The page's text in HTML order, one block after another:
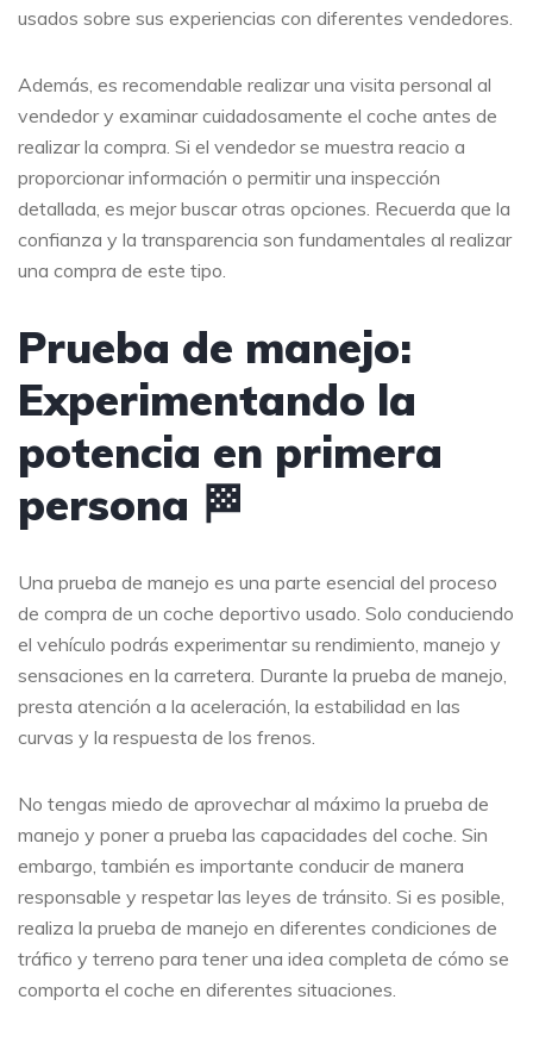
usados sobre sus experiencias con diferentes vendedores.
Además, es recomendable realizar una visita personal al
vendedor y examinar cuidadosamente el coche antes de
realizar la compra. Si el vendedor se muestra reacio a
proporcionar información o permitir una inspección
detallada, es mejor buscar otras opciones. Recuerda que la
confianza y la transparencia son fundamentales al realizar
una compra de este tipo.
Prueba de manejo:
Experimentando la
potencia en primera
persona 🏁
Una prueba de manejo es una parte esencial del proceso
de compra de un coche deportivo usado. Solo conduciendo
el vehículo podrás experimentar su rendimiento, manejo y
sensaciones en la carretera. Durante la prueba de manejo,
presta atención a la aceleración, la estabilidad en las
curvas y la respuesta de los frenos.
No tengas miedo de aprovechar al máximo la prueba de
manejo y poner a prueba las capacidades del coche. Sin
embargo, también es importante conducir de manera
responsable y respetar las leyes de tránsito. Si es posible,
realiza la prueba de manejo en diferentes condiciones de
tráfico y terreno para tener una idea completa de cómo se
comporta el coche en diferentes situaciones.